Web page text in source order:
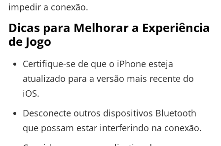
impedir a conexão.
Dicas para Melhorar a Experiência
de Jogo
Certifique-se de que o iPhone esteja
atualizado para a versão mais recente do
iOS.
Desconecte outros dispositivos Bluetooth
que possam estar interferindo na conexão.